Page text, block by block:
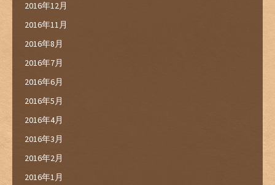
2016年12月
2016年11月
2016年8月
2016年7月
2016年6月
2016年5月
2016年4月
2016年3月
2016年2月
2016年1月